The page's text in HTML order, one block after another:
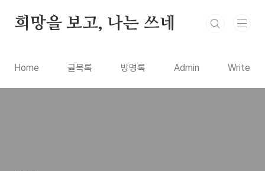
희망을 보고, 나는 쓰네
Home 글목록 방명록 Admin Write